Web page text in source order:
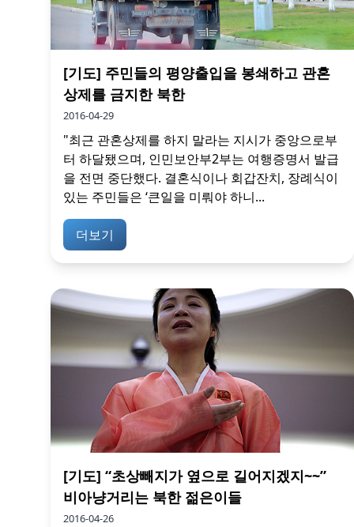
[기도] 주민들의 평양출입을 봉쇄하고 관혼
상제를 금지한 북한
2016-04-29
"최근 관혼상제를 하지 말라는 지시가 중앙으로부
터 하달됐으며, 인민보안부2부는 여행증명서 발급
을 전면 중단했다. 결혼식이나 회갑잔치, 장례식이
있는 주민들은 ‘큰일을 미뤄야 하니...
더보기
[기도] “초상빼지가 옆으로 길어지겠지~~”
비아냥거리는 북한 젊은이들
2016-04-26